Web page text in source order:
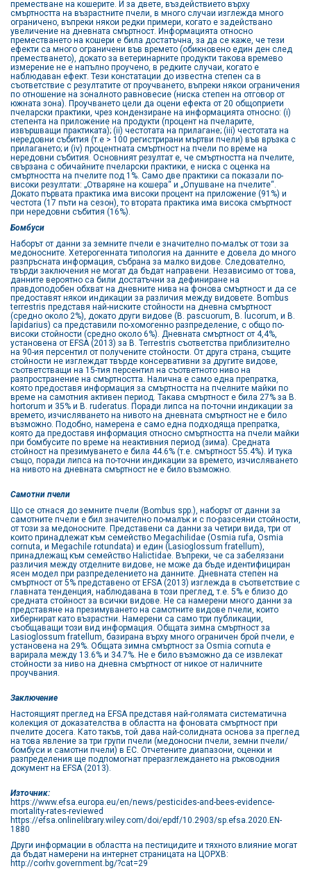
преместване на кошерите. И за двете, въздействието върху
смъртността на възрастните пчели, в много случаи изглежда много
ограничено, въпреки някои редки примери, когато е задействано
увеличение на дневната смъртност. Информацията относно
преместването на кошери е била достатъчна, за да се каже, че тези
ефекти са много ограничени във времето (обикновено един ден след
преместването), докато за ветеринарните продукти такова времево
измерение не е напълно проучено, в редките случаи, когато е
наблюдаван ефект. Тези констатации до известна степен са в
съответствие с резултатите от проучването, въпреки някои ограничения
по отношение на зоналното равновесие (ниска степен на отговор от
южната зона). Проучването цели да оцени ефекта от 20 общоприети
пчеларски практики, чрез кондензиране на информацията относно: (i)
степента на приложение на продукти (процент на пчеларите,
извършващи практиката); (ii) честотата на прилагане; (iii) честотата на
нередовни събития (т.е > 100 регистрирани мъртви пчели) във връзка с
прилагането; и (iv) процентната смъртност на пчели по време на
нередовни събития. Основният резултат е, че смъртността на пчелите,
свързана с обичайните пчеларски практики, е ниска с оценка на
смъртността на пчелите под 1%. Само две практики са показали по-
високи резултати: „Отваряне на кошера“ и „Опушване на пчелите“.
Докато първата практика има високи процент на приложение (91%) и
честота (17 пъти на сезон), то втората практика има висока смъртност
при нередовни събития (16%).
Бомбуси
Наборът от данни за земните пчели е значително по-малък от този за
медоносните. Хетерогенната типология на данните е довела до много
разпръсната информация, събрана за малко видове. Следователно,
твърди заключения не могат да бъдат направени. Независимо от това,
данните вероятно са били достатъчни за дефиниране на
правдоподобен обхват на дневните нива на фонова смъртност и да се
предоставят някои индикации за различия между видовете. Bombus
terrestris представя най-ниските стойности на дневна смъртност
(средно около 2%), докато други видове (B. pascuorum, B. lucorum, и B.
lapidarius) са представили по-хомогенно разпределение, с общо по-
високи стойности (средно около 6%). Дневната смъртност от 4,4%,
установена от EFSA (2013) за B. Terrestris съответства приблизително
на 90-ия персентил от получените стойности. От друга страна, същите
стойности не изглеждат твърде консервативни за другите видове,
съответстващи на 15-тия персентил на съответното ниво на
разпространение на смъртността. Налична е само една препратка,
която предоставя информация за смъртността на пчелните майки по
време на самотния активен период. Такава смъртност е била 27% за B.
hortorum и 35% и B. ruderatus. Поради липса на по-точни индикации за
времето, изчисляването на нивото на дневната смъртност не е било
възможно. Подобно, намерена е само една подходяща препратка,
която да предоставя информация относно смъртността на пчели майки
при бомбусите по време на неактивния период (зима). Средната
стойност на презимуването е била 44.6% (т.е. смъртност 55.4%). И тука
също, поради липса на по-точни индикации за времето, изчисляването
на нивото на дневната смъртност не е било възможно.
Самотни пчели
Що се отнася до земните пчели (Bombus spp.), наборът от данни за
самотните пчели е бил значително по-малък и с по-разсеяни стойности,
от този за медоносните. Представени са данни за четири вида, три от
които принадлежат към семейство Megachilidae (Osmia rufa, Osmia
cornuta, и Megachile rotundata) и един (Lasioglossum fratellum),
принадлежащ към семейство Halictidae. Въпреки, че са забелязани
различия между отделните видове, не може да бъде идентифициран
ясен модел при разпределението на данните. Дневната степен на
смъртност от 5% представено от EFSA (2013) изглежда в съответствие с
главната тенденция, наблюдавана в този преглед, т.е. 5% е близо до
средната стойност за всички видове. Не са намерени много данни за
представяне на презимуването на самотните видове пчели, които
хибернират като възрастни. Намерени са само три публикации,
съобщаващи този вид информация. Общата зимна смъртност за
Lasioglossum fratellum, базирана върху много ограничен брой пчели, е
установена на 29%. Общата зимна смъртност за Osmia cornuta е
варирала между 13.6% и 34.7%. Не е било възможно да се извлекат
стойности за ниво на дневна смъртност от никое от наличните
проучвания.
Заключение
Настоящият преглед на EFSA представя най-голямата систематична
колекция от доказателства в областта на фоновата смъртност при
пчелите досега. Като такъв, той дава най-солидната основа за преглед
на това явление за три групи пчели (медоносни пчели, земни пчели/
бомбуси и самотни пчели) в ЕС. Отчетените диапазони, оценки и
разпределения ще подпомогнат преразглеждането на ръководния
документ на EFSA (2013).
Източник:
https://www.efsa.europa.eu/en/news/pesticides-and-bees-evidence-
mortality-rates-reviewed
https://efsa.onlinelibrary.wiley.com/doi/epdf/10.2903/sp.efsa.2020.EN-
1880
Други информации в областта на пестицидите и тяхното влияние могат
да бъдат намерени на интернет страницата на ЦОРХВ:
http://corhv.government.bg/?cat=29